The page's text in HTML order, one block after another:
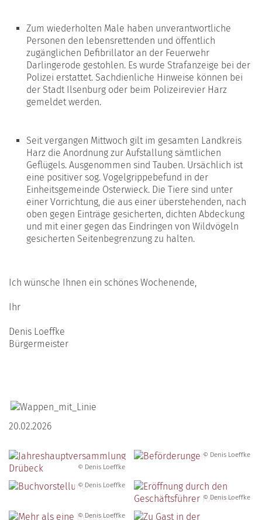
Zum wiederholten Male haben unverantwortliche
Personen den lebensrettenden und öffentlich
zugänglichen Defibrillator an der Feuerwehr
Darlingerode gestohlen. Es wurde Strafanzeige bei der
Polizei erstattet. Sachdienliche Hinweise können bei
der Stadt Ilsenburg oder beim Polizeirevier Harz
gemeldet werden.
Seit vergangen Mittwoch gilt im gesamten Landkreis
Harz die Anordnung zur Aufstallung sämtlichen
Geflügels. Ausgenommen sind Tauben. Ursächlich ist
eine positiver sog. Vogelgrippebefund in der
Einheitsgemeinde Osterwieck. Die Tiere sind unter
einer Vorrichtung, die aus einer überstehenden, nach
oben gegen Einträge gesicherten, dichten Abdeckung
und mit einer gegen das Eindringen von Wildvögeln
gesicherten Seitenbegrenzung zu halten.
Ich wünsche Ihnen ein schönes Wochenende,
Ihr
Denis Loeffke
Bürgermeister
20.02.2026
© Denis Loeffke
© Denis Loeffke
© Denis Loeffke
© Denis Loeffke
© Denis Loeffke